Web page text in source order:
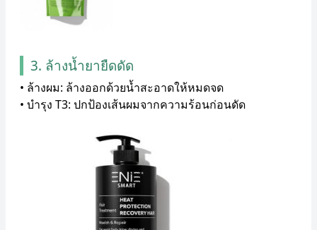
3. ล้างน้ำยายืดดัด
• ล้างผม: ล้างออกด้วยน้ำสะอาดให้หมดจด
• บำรุง T3: ปกป้องเส้นผมจากความร้อนก่อนดัด